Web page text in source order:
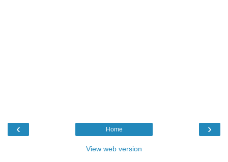
‹ ›
Home
View web version